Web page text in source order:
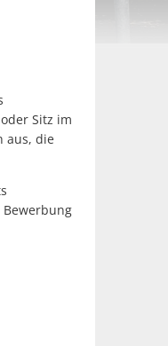
Sitz im
aus, die
Bewerbung